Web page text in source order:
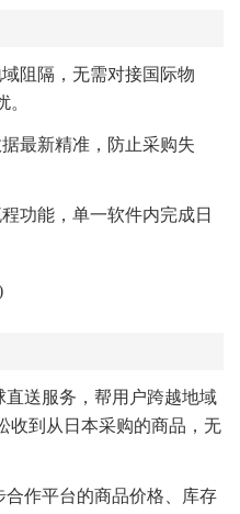
阻隔，无需对接国际物
最新精准，防止采购失
功能，单一软件内完成日
送服务，帮用户跨越地域
收到从日本采购的商品，无
作平台的商品价格、库存